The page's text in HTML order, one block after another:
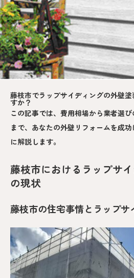
藤枝市でラップサイディングの外壁
すか？
この記事では、費用相場から業者選
まで、あなたの外壁リフォームを成
に解説します。
藤枝市におけるラップサ
の現状
藤枝市の住宅事情とラップサ